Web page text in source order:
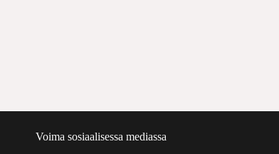
Voima sosiaalisessa mediassa